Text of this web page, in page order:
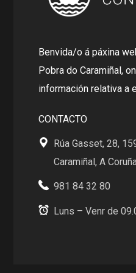
Benvida/o á páxina
Pobra do Caramiñal,
información relativa a
CONTACTO
Rúa Gasset, 28,
Caramiñal, A
981 84 32 80
Luns – Venr de